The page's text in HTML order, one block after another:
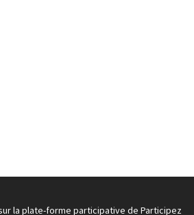
la plate-forme participative de Participez